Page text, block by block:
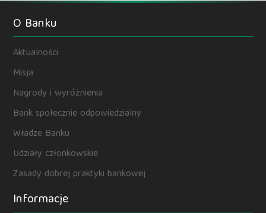
O Banku
Aktualności
Misja
Nagrody i wyróżnienia
Bank społecznie odpowiedzialny
Władze Banku
Udziały członkowskie
Zasady dobrej praktyki bankowej
Informacje